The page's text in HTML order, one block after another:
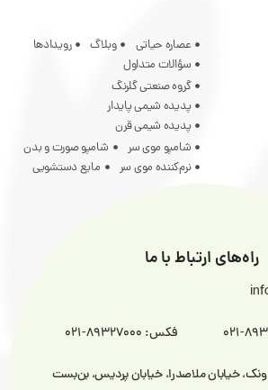
عصاره حیاتی وبلاگ
رویدادها
سؤالات متداول
گروه صنعتی گلرنگ
پدیده شیمی پایدار
پدیده شیمی قرن
شامپو موی سر
شامپو صورت و بدن
نرم‌کننده موی سر
مایع دستشویی
راه‌های ارتباط با ما
فکس: 89327000-021
ونک، خیابان ملاصدرا، خیابان پردیس، بن‌بست